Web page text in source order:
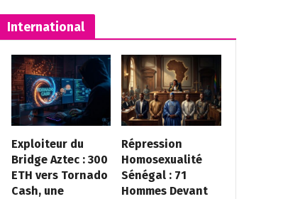
International
Exploiteur du
Bridge Aztec : 300
ETH vers Tornado
Cash, une
Répression
Homosexualité
Sénégal : 71
Hommes Devant